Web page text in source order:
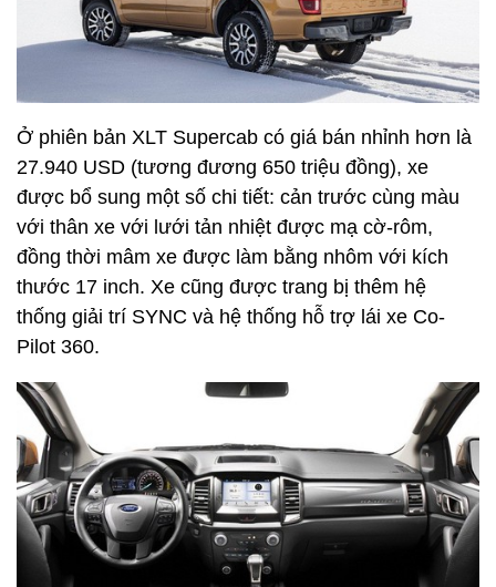
Ở phiên bản XLT Supercab có giá bán nhỉnh hơn là
27.940 USD (tương đương 650 triệu đồng), xe
được bổ sung một số chi tiết: cản trước cùng màu
với thân xe với lưới tản nhiệt được mạ cờ-rôm,
đồng thời mâm xe được làm bằng nhôm với kích
thước 17 inch. Xe cũng được trang bị thêm hệ
thống giải trí SYNC và hệ thống hỗ trợ lái xe Co-
Pilot 360.